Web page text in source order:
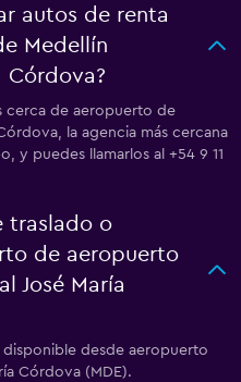
autos de renta
Medellín
Córdova?
cerca de aeropuerto de
la agencia más cercana
y puedes llamarlos al +54 9 11
traslado o
de aeropuerto
José María
desde aeropuerto
Córdova (MDE).